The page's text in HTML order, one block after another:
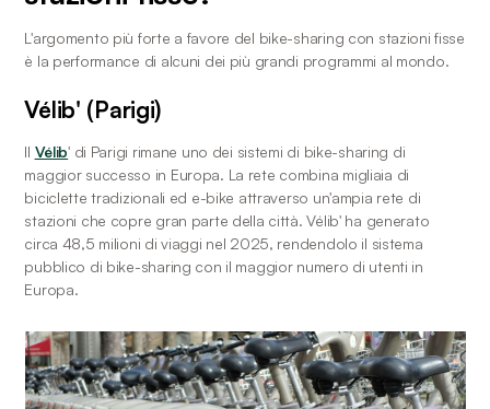
L'argomento più forte a favore del bike-sharing con stazioni fisse
è la performance di alcuni dei più grandi programmi al mondo.
Vélib' (Parigi)
Il Vélib' di Parigi rimane uno dei sistemi di bike-sharing di
maggior successo in Europa. La rete combina migliaia di
biciclette tradizionali ed e-bike attraverso un'ampia rete di
stazioni che copre gran parte della città. Vélib' ha generato
circa 48,5 milioni di viaggi nel 2025, rendendolo il sistema
pubblico di bike-sharing con il maggior numero di utenti in
Europa.